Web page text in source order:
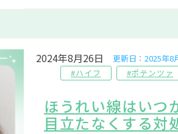
2024年8月26日
更新日：2025年8
#ハイフ
#ポテンツァ
ほうれい線はいつ
目立たなくする対